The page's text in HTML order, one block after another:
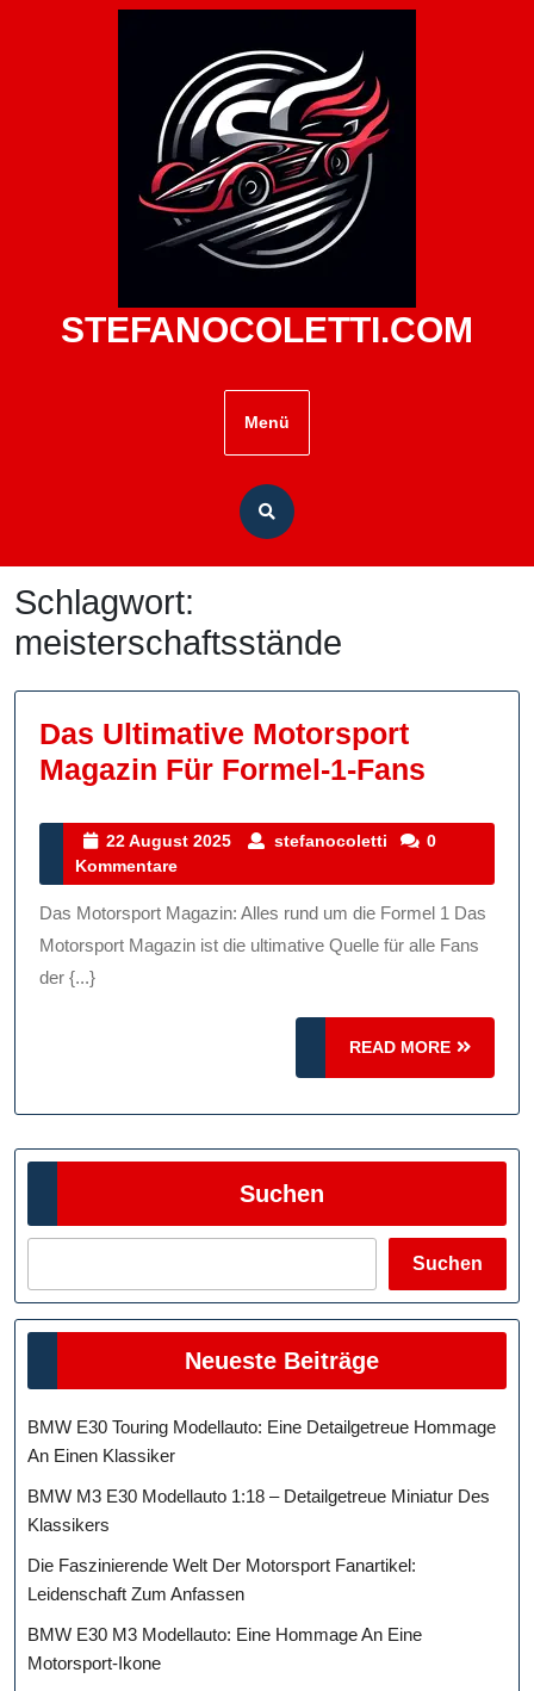
STEFANOCOLETTI.COM
Menü
Schlagwort:
meisterschaftsstände
Das Ultimative Motorsport
Magazin Für Formel-1-Fans
Für
Formel-
Fans
22 August 2025
22
2025
stefanocoletti stefanocoletti
0
Kommentare
Das Motorsport Magazin: Alles rund um die Formel 1 Das
Motorsport Magazin ist die ultimative Quelle für alle Fans
der {...}
READ MORE
READ
MORE
Suchen
Suchen
Neueste Beiträge
BMW E30 Touring Modellauto: Eine Detailgetreue Hommage
An Einen Klassiker
BMW M3 E30 Modellauto 1:18 – Detailgetreue Miniatur Des
Klassikers
Die Faszinierende Welt Der Motorsport Fanartikel:
Leidenschaft Zum Anfassen
BMW E30 M3 Modellauto: Eine Hommage An Eine
Motorsport-Ikone